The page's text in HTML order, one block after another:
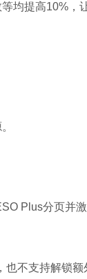
提高10%，让
Plus分页并激
支持解锁额